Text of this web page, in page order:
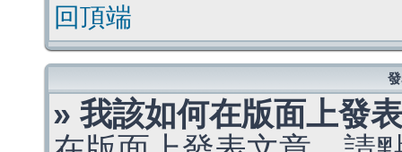
回頂端
» 我該如何在版面上發